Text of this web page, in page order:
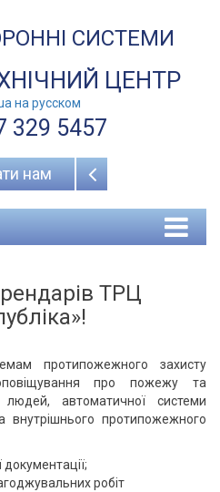
СИСТЕМИ
ЦЕНТР
на русcком
329 5457
нам
ТРЦ
протипожежного захисту
про пожежу та
автоматичної системи
внутрішнього протипожежного
робіт